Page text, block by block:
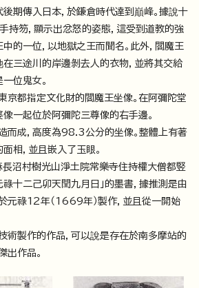
後期傳入日本，於鎌倉時代達到巔峰。據說十
持笏，顯示出忿怒的姿態，這受到道教的強
的一位，以地獄之王而聞名。此外，閻魔王
在三途川的岸邊剝去人的衣物，並將其交給
位鬼女。
京都指定文化財的閻魔王坐像。在阿彌陀堂
像一起位於阿彌陀三尊像的右手邊。
而成，高度為98.3公分的坐像。整體上有著
相，並且嵌入了玉眼。
長沼村樹光山淨土院常樂寺住持權大僧都竪
十二己卯天閏九月日」的墨書，據推測是由
元祿12年（1669年）製作，並且從一開始
術製作的作品，可以說是存在於南多摩站的
出作品。